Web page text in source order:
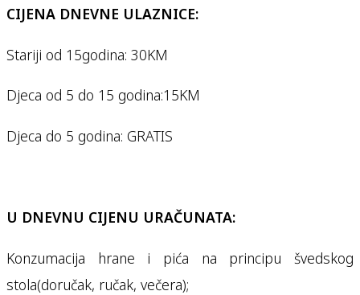
CIJENA DNEVNE ULAZNICE:
Stariji od 15godina: 30KM
Djeca od 5 do 15 godina:15KM
Djeca do 5 godina: GRATIS
U DNEVNU CIJENU URAČUNATA:
Konzumacija hrane i pića na principu švedskog
stola(doručak, ručak, večera);